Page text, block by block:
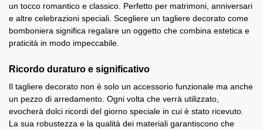
un tocco romantico e classico. Perfetto per matrimoni, anniversari
e altre celebrazioni speciali. Scegliere un tagliere decorato come
bomboniera significa regalare un oggetto che combina estetica e
praticità in modo impeccabile.
Ricordo duraturo e significativo
Il tagliere decorato non è solo un accessorio funzionale ma anche
un pezzo di arredamento. Ogni volta che verrà utilizzato,
evocherà dolci ricordi del giorno speciale in cui è stato ricevuto.
La sua robustezza e la qualità dei materiali garantiscono che